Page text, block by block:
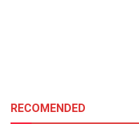
RECOMENDED